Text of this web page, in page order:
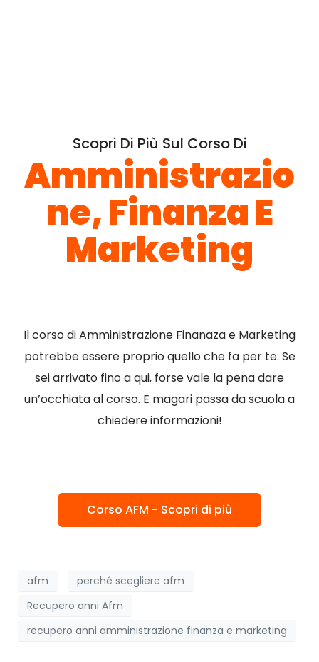
Scopri Di Più Sul Corso Di
Amministrazio
Ne, Finanza E
Marketing
Il corso di Amministrazione Finanaza e Marketing
potrebbe essere proprio quello che fa per te. Se
sei arrivato fino a qui, forse vale la pena dare
un’occhiata al corso. E magari passa da scuola a
chiedere informazioni!
Corso AFM - Scopri di più
afm
perché scegliere afm
Recupero anni Afm
recupero anni amministrazione finanza e marketing